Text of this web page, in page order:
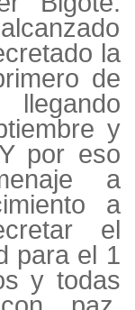
la
de
y
por eso
a
a
el
para el 1
y todas